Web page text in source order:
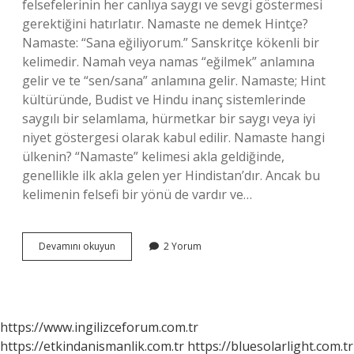
felsefelerinin her canlıya saygı ve sevgi göstermesi
gerektiğini hatırlatır. Namaste ne demek Hintçe?
Namaste: “Sana eğiliyorum.” Sanskritçe kökenli bir
kelimedir. Namah veya namas “eğilmek” anlamına
gelir ve te “sen/sana” anlamına gelir. Namaste; Hint
kültüründe, Budist ve Hindu inanç sistemlerinde
saygılı bir selamlama, hürmetkar bir saygı veya iyi
niyet göstergesi olarak kabul edilir. Namaste hangi
ülkenin? “Namaste” kelimesi akla geldiğinde,
genellikle ilk akla gelen yer Hindistan’dır. Ancak bu
kelimenin felsefi bir yönü de vardır ve…
Devamını okuyun Namaste
India
2 Yorum
https://www.ingilizceforum.com.tr
https://etkindanismanlik.com.tr https://bluesolarlight.com.tr